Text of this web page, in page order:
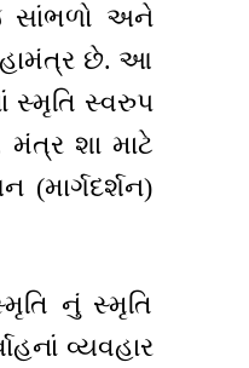
સાંભળો અને
છે. આ
સ્મૃતિ સ્વરુપ
શા માટે
નું સ્મૃતિ
વ્યવહાર